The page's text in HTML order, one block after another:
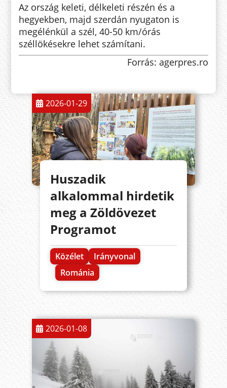
Az ország keleti, délkeleti részén és a
hegyekben, majd szerdán nyugaton is
megélénkül a szél, 40-50 km/órás
széllökésekre lehet számítani.
Forrás: agerpres.ro
2026-01-29
Huszadik
alkalommal hirdetik
meg a Zöldövezet
Programot
Közélet
Irányvonal
Románia
2026-01-08